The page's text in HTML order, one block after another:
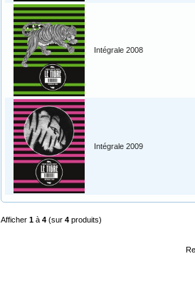
Intégrale 2008
Intégrale 2009
Afficher 1 à 4 (sur 4 produits)